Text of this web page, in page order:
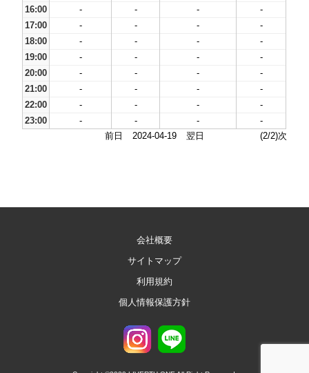
16:00
- - -
-
17:00
- - -
-
18:00
- - -
-
19:00
- - -
-
20:00
- - -
-
21:00
- - -
-
22:00
- - -
-
23:00
- - -
-
前日
2024-04-19 翌日 (2/2)次
会社概要
サイトマップ
利用規約
個人情報保護方針